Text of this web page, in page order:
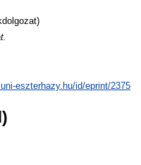
eszterhazy.hu/id/eprint/2375